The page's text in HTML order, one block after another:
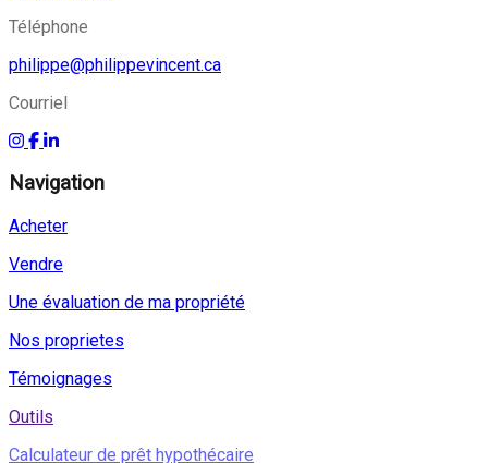
Téléphone
philippe@philippevincent.ca
Courriel
Navigation
Acheter
Vendre
Une évaluation de ma propriété
Nos proprietes
Témoignages
Outils
Calculateur de prêt hypothécaire